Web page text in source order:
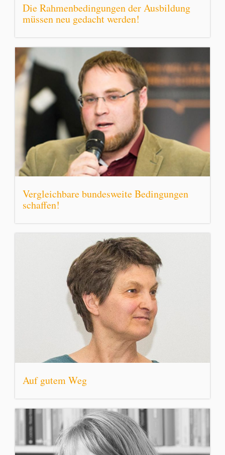
Die Rahmenbedingungen der Ausbildung
müssen neu gedacht werden!
Vergleichbare bundesweite Bedingungen
schaffen!
Auf gutem Weg